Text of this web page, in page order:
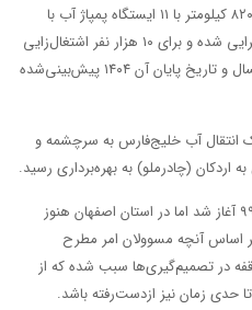
پیش‌بینی‌شده است. این طرح به طول ۸۲۰ کیلومتر با ۱۱ ایستگاه پمپاژ آب با
سرمایه‌گذاری ۳۹ هزار میلیارد تومان اجرایی شده و برای ۱۰ هزار نفر اشتغال‌زایی
به دنبال دارد. تاریخ شروع این طرح امسال و تاریخ پایان آن ۱۴۰۴ پیش‌بینی‌شده
سال ۹۹، قطعه ۲ خط یک انتقال آب خلیج‌فارس به سرچشمه و
(چادرملو) به بهره‌برداری رسید.
اگرچه عملیات اجرایی این طرح از سال ۹۹ آغاز شد اما در استان اصفهان هنوز
اساس آنچه مسوولان امر مطرح
در تصمیم‌گیری‌ها سبب شده که از